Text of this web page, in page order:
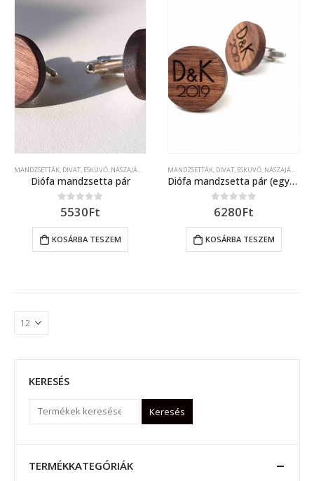
MANDZSETTÁK, DIVAT, ESKÜVŐ, NÁSZAJÁNDÉK
Diófa mandzsetta pár
0out of 5
5530Ft
KOSÁRBA TESZEM
MANDZSETTÁK, DIVAT, ESKÜVŐ, NÁSZAJÁNDÉK
Diófa mandzsetta pár (egyedi kérés szerinti) lézer gravírozott díszítéssel
0out of 5
6280Ft
KOSÁRBA TESZEM
KERESÉS
Keresés
TERMÉKKATEGÓRIÁK